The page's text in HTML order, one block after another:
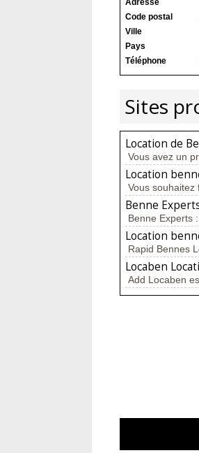
Adresse
Code postal
Ville
Pays
Téléphone
Sites
Location de
Vous avez un
Location
Vous souhaitez
Benne
Benne Experts
Location
Rapid Bennes
Locaben
Add Locaben